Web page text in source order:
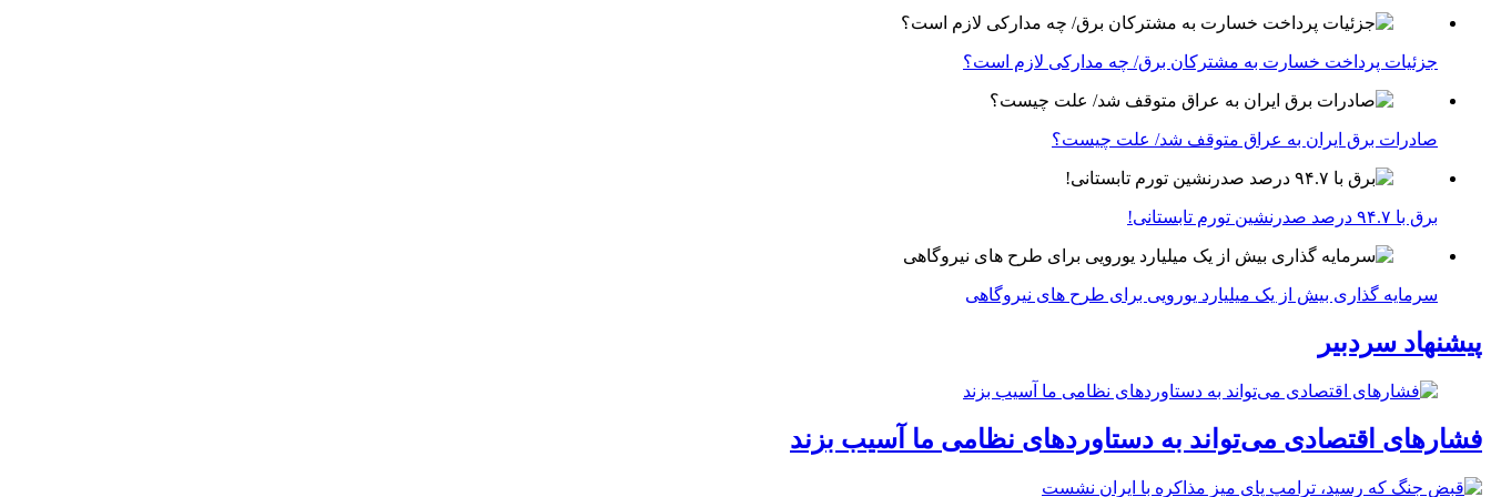
جزئیات پرداخت خسارت به مشترکان برق/ چه مدارکی لازم است؟
صادرات برق ایران به عراق متوقف شد/ علت چیست؟
برق با ۹۴.۷ درصد صدرنشین تورم تابستانی!
سرمایه گذاری بیش از یک میلیارد یورویی برای طرح های نیروگاهی
پیشنهاد سردبیر
فشارهای اقتصادی می‌تواند به دستاوردهای نظامی ما آسیب بزند